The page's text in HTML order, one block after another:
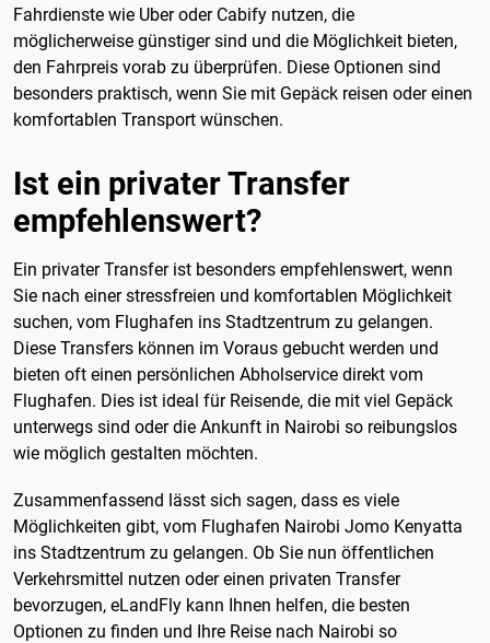
Fahrdienste wie Uber oder Cabify nutzen, die
möglicherweise günstiger sind und die Möglichkeit bieten,
den Fahrpreis vorab zu überprüfen. Diese Optionen sind
besonders praktisch, wenn Sie mit Gepäck reisen oder einen
komfortablen Transport wünschen.
Ist ein privater Transfer
empfehlenswert?
Ein privater Transfer ist besonders empfehlenswert, wenn
Sie nach einer stressfreien und komfortablen Möglichkeit
suchen, vom Flughafen ins Stadtzentrum zu gelangen.
Diese Transfers können im Voraus gebucht werden und
bieten oft einen persönlichen Abholservice direkt vom
Flughafen. Dies ist ideal für Reisende, die mit viel Gepäck
unterwegs sind oder die Ankunft in Nairobi so reibungslos
wie möglich gestalten möchten.
Zusammenfassend lässt sich sagen, dass es viele
Möglichkeiten gibt, vom Flughafen Nairobi Jomo Kenyatta
ins Stadtzentrum zu gelangen. Ob Sie nun öffentlichen
Verkehrsmittel nutzen oder einen privaten Transfer
bevorzugen, eLandFly kann Ihnen helfen, die besten
Optionen zu finden und Ihre Reise nach Nairobi so